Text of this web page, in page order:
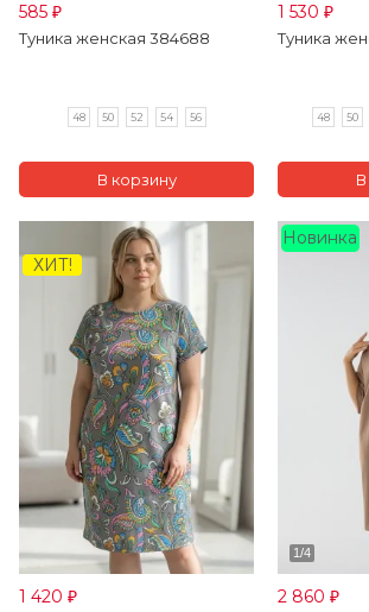
585 ₽
Туника женская 384688
48 50 52 54 56
1 530 ₽
Туника
48 50
ХИТ!
1 420 ₽
Новинка
2 860 ₽